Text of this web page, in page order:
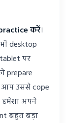
करें।
desktop
पर
prepare
आप उससे cope
अपने
बहुत बड़ा